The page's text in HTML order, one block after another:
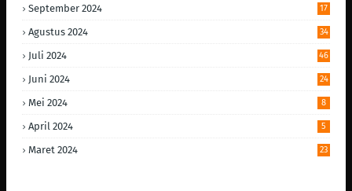
September 2024 17
Agustus 2024 34
Juli 2024 46
Juni 2024 24
Mei 2024 8
April 2024 5
Maret 2024 23